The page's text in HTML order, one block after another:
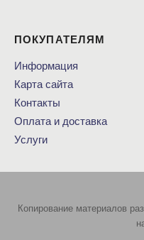
ПОКУПАТЕЛЯМ
Информация
Карта сайта
Контакты
Оплата и доставка
Услуги
Копирование материалов